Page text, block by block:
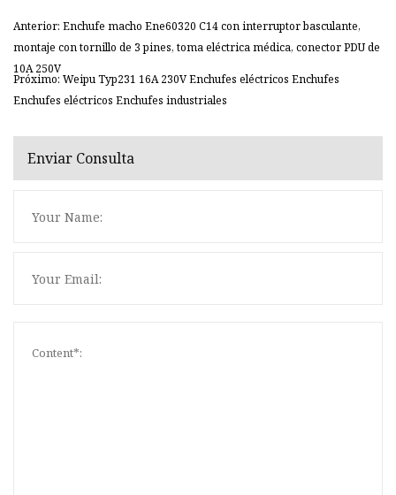
Anterior: Enchufe macho Ene60320 C14 con interruptor basculante,
montaje con tornillo de 3 pines, toma eléctrica médica, conector PDU de
10A 250V
Próximo: Weipu Typ231 16A 230V Enchufes eléctricos Enchufes
Enchufes eléctricos Enchufes industriales
Enviar Consulta